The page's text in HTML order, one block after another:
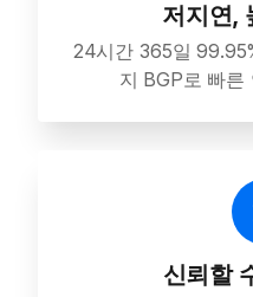
저지연,
24시간 365일
지 BGP로 빠른
신뢰할